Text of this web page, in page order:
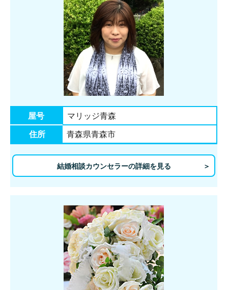
屋号
マリッジ青森
住所
青森県青森市
結婚相談カウンセラーの詳細を見る